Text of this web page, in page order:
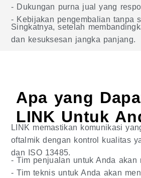
- Dukungan purna jual yang
- Kebijakan pengembalian tanpa
Singkatnya, setelah
dan kesuksesan jangka panjang.
Apa yang
LINK Untuk
LINK memastikan komunikasi
oftalmik dengan kontrol kualitas
dan ISO 13485.
- Tim penjualan untuk Anda akan
- Tim teknis untuk Anda akan